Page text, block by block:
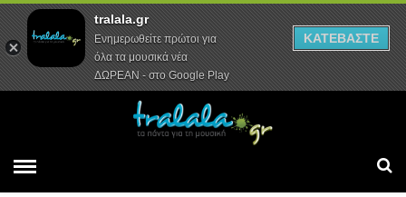
Αρχική Συνεντεύξεις Ρεπορτάζ
tralala.gr
Ενημερωθείτε πρώτοι για
όλα τα μουσικά νέα
ΔΩΡΕΑΝ - στο Google Play
ΚΑΤΕΒΑΣΤΕ